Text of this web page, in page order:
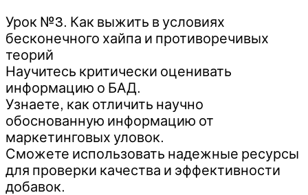
Урок №3. Как выжить в условиях
бесконечного хайпа и противоречивых
теорий
Научитесь критически оценивать
информацию о БАД.
Узнаете, как отличить научно
обоснованную информацию от
маркетинговых уловок.
Сможете использовать надежные ресурсы
для проверки качества и эффективности
добавок.